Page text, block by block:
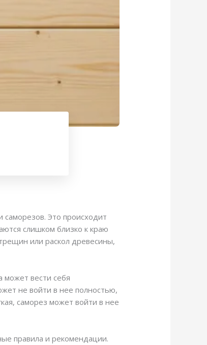
саморезов. Это происходит
слишком близко к краю
или раскол древесины,
может вести себя
не войти в нее полностью,
саморез может войти в нее
правила и рекомендации.